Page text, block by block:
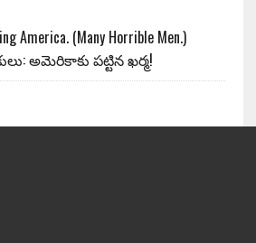
America. (Many Horrible Men.)
అమెరికాకు పట్టిన ఖర్మ!